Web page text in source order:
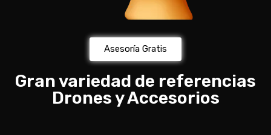
Asesoría Gratis
Gran variedad de referencias
Drones y Accesorios